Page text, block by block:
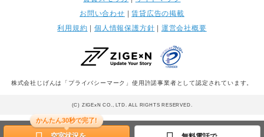
かんたん30秒で完了!
お問い合わせ |賃貸広告の掲載
利用規約 | 個人情報保護方針 | 運営会社概要
株式会社じげんは「プライバシーマーク」使用許諾事業者として認定されています。
(C) ZIGExN CO., LTD. ALL RIGHTS RESERVED.